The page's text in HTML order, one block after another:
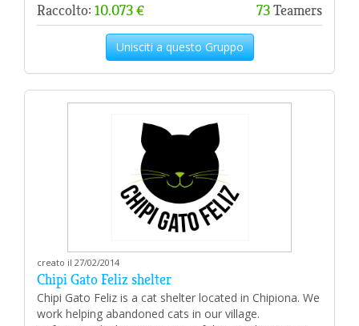
Raccolto: 10.073 € 73Teamers
Unisciti a questo Gruppo
creato il 27/02/2014
Chipi Gato Feliz shelter
Chipi Gato Feliz is a cat shelter located in Chipiona. We
work helping abandoned cats in our village.